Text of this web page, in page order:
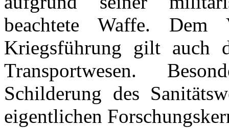
beachtete Waffe. Dem
Kriegsführung gilt auch
Transportwesen.
Schilderung des
eigentlichen